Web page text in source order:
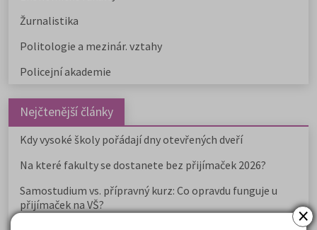
×
Žurnalistika
Politologie a mezinár. vztahy
Policejní akademie
Nejčtenější články
Kdy vysoké školy pořádají dny otevřených dveří
Na které fakulty se dostanete bez přijímaček 2026?
Samostudium vs. přípravný kurz: Co opravdu funguje u
přijímaček na VŠ?